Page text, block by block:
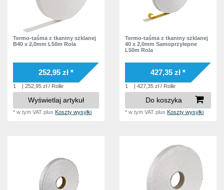
Termo-taśma z tkaniny szklanej
B40 x 2,0mm L50m Rola
252,95 zł *
1 | 252,95 zł / Rolle
Wyświetlaj artykuł
*w tym VAT plusKoszty wysyłki
Termo-taśma z tkaniny szklanej
40 x 2,0mm Samoprzylepne
L50m Rola
427,35 zł *
1 | 427,35 zł / Rolle
Do koszyka
*w tym VAT plusKoszty wysyłki